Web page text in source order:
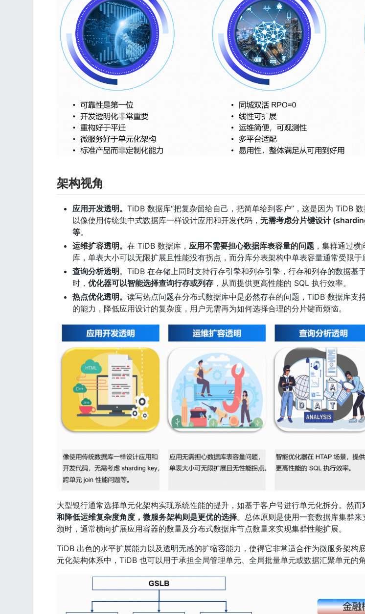
架构视角
应用开发透明。 TiDB 数据库“把复杂留给自己，把简单给到客户”，这是因为 TiDB
以像使用传统集中式数据库一样设计应用和开发代码， 无需考虑分片键设计
等。
运维扩容透明。 在 TiDB 数据库， 应用不需要担心数据库表容量的问题 ，集群通过
库，单表大小可以无限扩展且性能没有拐点，而分库分表架构中单表容量通常受限于
查询分析透明。TiDB 在存储上同时支持行存引擎和列存引擎，行存和列存的数据基
时， 优化器可以智能选择查询行存或列存 ，从而提供更高性能的 SQL 执行效率。
热点优化透明。 读写热点问题在分布式数据库中是必然存在的问题，TiDB 数据库支
的能力，降低应用设计的复杂度，用户无需再为如何选择合理的分片键而烦恼。
大型银行通常选择单元化架构实现系统性能的提升，如基于客户号进行单元化拆分。然而
和降低运维复杂度角度，微服务架构则是更优的选择。总体原则是使用一套数据库集群
颈时，通常横向扩展应用容器的数量及分布式数据库节点数量来实现集群性能扩展。
TiDB 出色的水平扩展能力以及透明无感的扩缩容能力，使得它非常适合作为微服务架构
元化架构体系中，TiDB 也可以用于承担全局管理单元、全局批量单元或数据汇聚单元的角